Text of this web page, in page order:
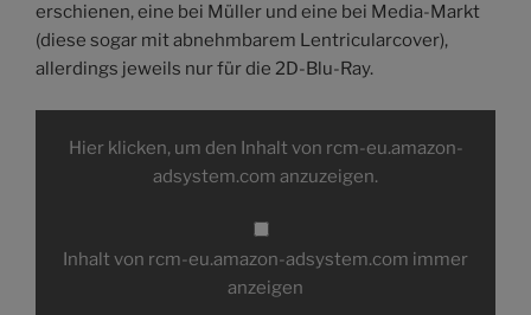
erschienen, eine bei Müller und eine bei Media-Markt
(diese sogar mit abnehmbarem Lentricularcover),
allerdings jeweils nur für die 2D-Blu-Ray.
Inhalt
rcm-Hier klicken, um den Inhalt von rcm-eu.amazon-
adsystem.com anzuzeigen.
Inhalt von rcm-eu.amazon-adsystem.com immer
anzeigen